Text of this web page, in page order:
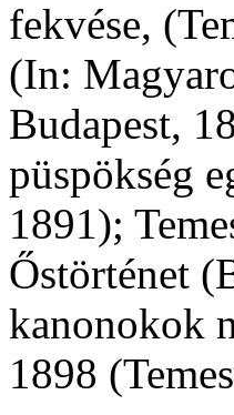
fekvése,
(In:
Budapest,
püspökség
1891);
Őstörténet
kanonokok
1898